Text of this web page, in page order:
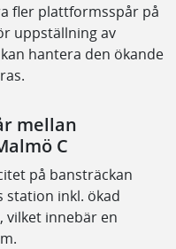
fler plattformsspår på
uppställning av
hantera den ökande
mellan
C
på bansträckan
station inkl. ökad
vilket innebär en